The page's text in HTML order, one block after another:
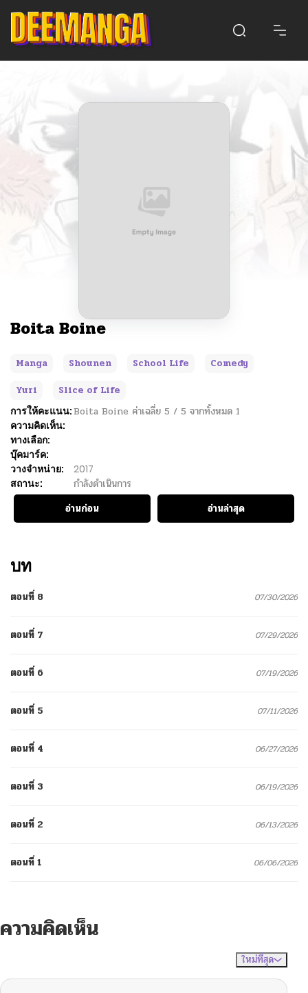
Boita Boine
Manga Shounen School Life
Comedy
Yuri
Slice of Life
การให้คะแนน:Boita Boine ค่าเฉลี่ย 5 / 5 จากทั้งหมด 1
ความคิดเห็น:
ทางเลือก:
บุ๊คมาร์ค:
วางจำหน่าย:
2017
สถานะ:
กำลังดำเนินการ
อ่านก่อน
อ่านล่าสุด
บท
ตอนที่ 8 07/30/2026
ตอนที่ 7 07/29/2026
ตอนที่ 6 07/19/2026
ตอนที่ 5 07/11/2026
ตอนที่ 4 06/27/2026
ตอนที่ 3 06/19/2026
ตอนที่ 2 06/13/2026
ตอนที่ 1 06/06/2026
ความคิดเห็น
ใหม่ที่สุด